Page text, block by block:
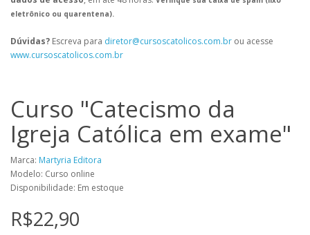
eletrônico ou quarentena).
Dúvidas? Escreva para diretor@cursoscatolicos.com.br ou acesse
www.cursoscatolicos.com.br
Curso "Catecismo da
Igreja Católica em exame"
Marca: Martyria Editora
Modelo: Curso online
Disponibilidade: Em estoque
R$22,90